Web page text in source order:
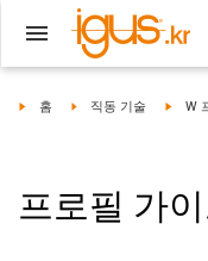
igus-icon-arrow-right
홈 igus-icon-arrow-right
직동 기술 igus-
W
프로필 가